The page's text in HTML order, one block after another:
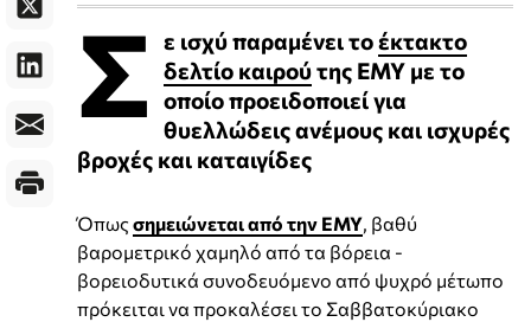
Σ ε ισχύ παραμένει τοέκτακτο
δελτίο καιρούτης ΕΜΥ με το
οποίο προειδοποιεί για
θυελλώδεις ανέμους και ισχυρές
βροχές και καταιγίδες
Όπως σημειώνεται από την ΕΜΥ, βαθύ
βαρομετρικό χαμηλό από τα βόρεια -
βορειοδυτικά συνοδευόμενο από ψυχρό μέτωπο
πρόκειται να προκαλέσει το Σαββατοκύριακο